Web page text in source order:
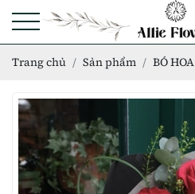
Trang chủ Sản phẩm BÓ HOA